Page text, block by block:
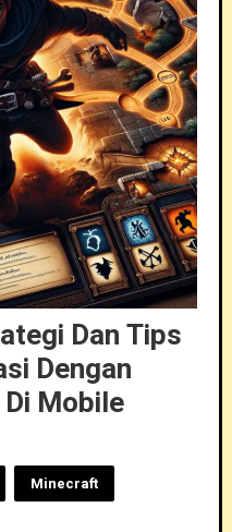
Dan Tips
Dengan
Mobile
Minecraft